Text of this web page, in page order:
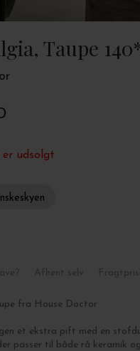
Taupe
er udsolgt
fra House Doctor
et ekstra pift med en
passer til både rå keramik